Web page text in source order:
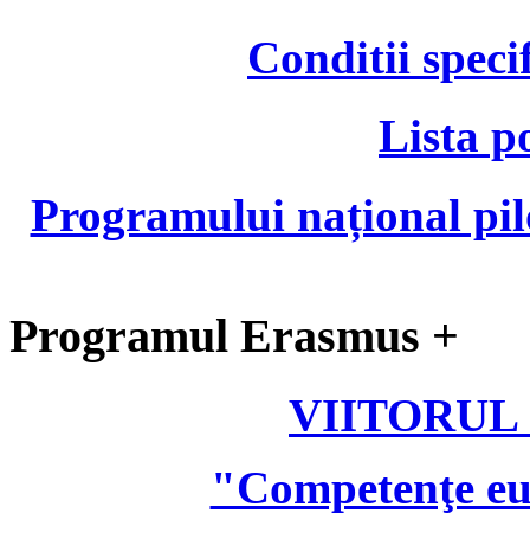
Conditii
Lista
Programului național
Programul Erasmus +
VIITORUL
"Competenţe